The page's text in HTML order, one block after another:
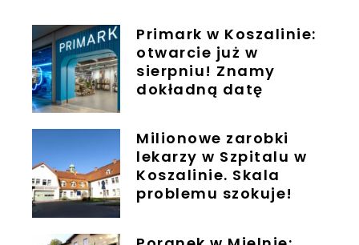
Primark w Koszalinie:
otwarcie już w
sierpniu! Znamy
dokładną datę
Milionowe zarobki
lekarzy w Szpitalu w
Koszalinie. Skala
problemu szokuje!